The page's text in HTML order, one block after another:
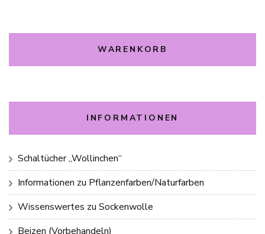
WARENKORB
INFORMATIONEN
Schaltücher „Wollinchen“
Informationen zu Pflanzenfarben/Naturfarben
Wissenswertes zu Sockenwolle
Beizen (Vorbehandeln)